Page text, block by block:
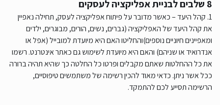
8 שלבים לבניית אפליקציה לעסקים
1. קהל היעד – כאשר מדובר על פיתוח אפליקציה לעסק, תחילה נאפיין
את קהל היעד של האפליקציה (גברים, נשים, הורים, מבוגרים, ילדים
ומאפיינים חיוניים נוספים)והחליטו האם היא מיועדת למובייל (אפל או
אנדרואיד או שניהם) והאם היא מיועדת לשימוש גם כאתר אינטרנט. רשמו
את כל ההחלטות שאתם מקבלים ופרטו כל החלטה כך שהיא תהיה ברורה
ככל אשר ניתן. כדאי מאוד להכין רשימה של משתמשים טיפוסיים,
הרשימה תסייע לכם להתמקד.